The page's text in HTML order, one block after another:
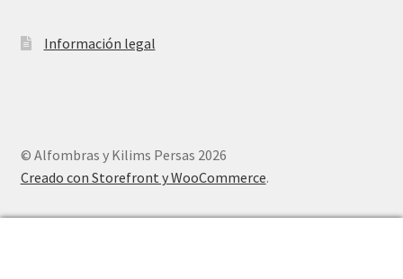
Información legal
© Alfombras y Kilims Persas 2026
Creado con Storefront y WooCommerce.